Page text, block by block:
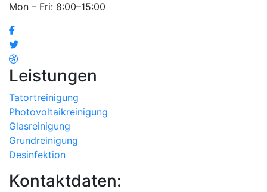
Mon – Fri: 8:00–15:00
Leistungen
Tatortreinigung
Photovoltaikreinigung
Glasreinigung
Grundreinigung
Desinfektion
Kontaktdaten: